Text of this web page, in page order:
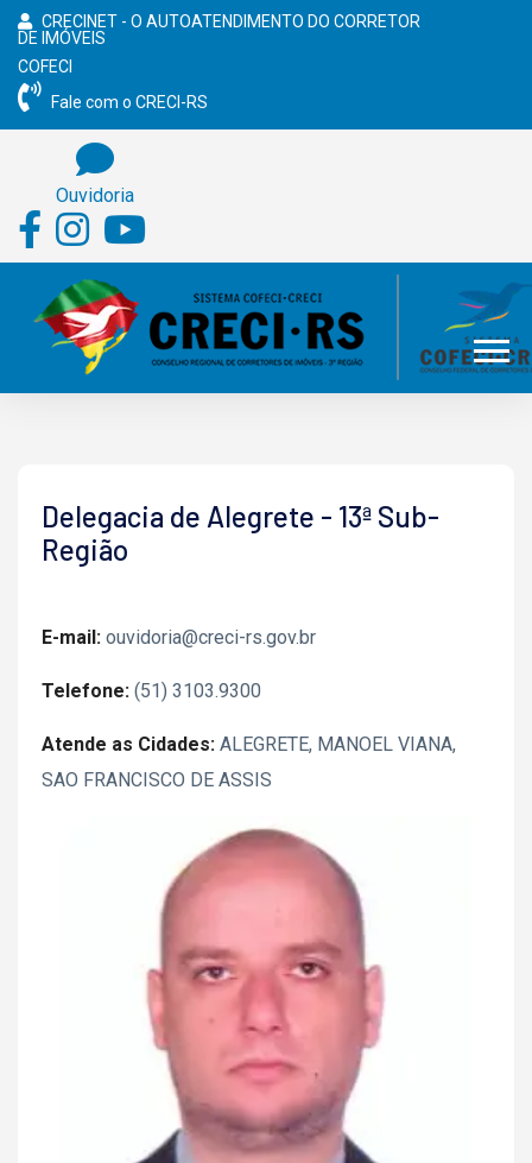
CRECINET - O AUTOATENDIMENTO DO CORRETOR
DE IMÓVEIS
COFECI
Fale com o CRECI-RS
Ouvidoria
Delegacia de Alegrete - 13ª Sub-
Região
E-mail: ouvidoria@creci-rs.gov.br
Telefone: (51) 3103.9300
Atende as Cidades: ALEGRETE, MANOEL VIANA,
SAO FRANCISCO DE ASSIS